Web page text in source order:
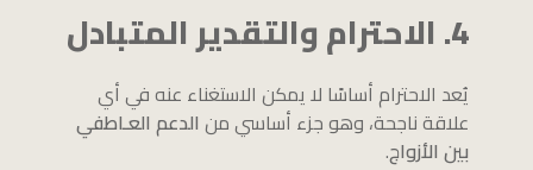
4. الاحترام والتقدير المتبادل
يُعد الاحترام أساسًا لا يمكن الاستغناء عنه في أي
علاقة ناجحة، وهو جزء أساسي من الدعم العـاطفي
بين الأزواج.